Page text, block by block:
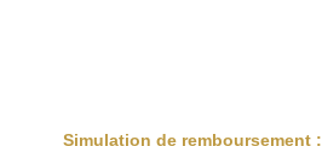
Simulation de remboursement :